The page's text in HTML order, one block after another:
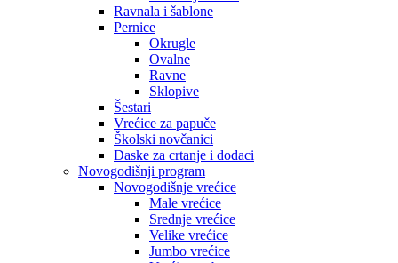
Ravnala i šablone
Pernice
Okrugle
Ovalne
Ravne
Sklopive
Šestari
Vrećice za papuče
Školski novčanici
Daske za crtanje i dodaci
Novogodišnji program
Novogodišnje vrećice
Male vrećice
Srednje vrećice
Velike vrećice
Jumbo vrećice